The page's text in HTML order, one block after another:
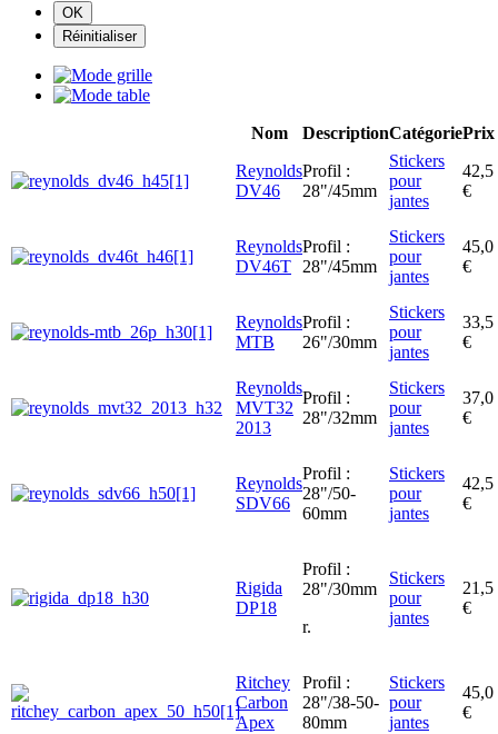
Nom DescriptionCatégoriePrix
Reynolds
DV46
Profil :
28"/45mm
Stickers
pour
jantes
42,5
€
Reynolds
DV46T
Profil :
28"/45mm
Stickers
pour
jantes
45,0
€
Reynolds
MTB
Profil :
26"/30mm
Stickers
pour
jantes
33,5
€
Reynolds
MVT32
2013
Profil :
28"/32mm
Stickers
pour
jantes
37,0
€
Reynolds
SDV66
Profil :
28"/50-
60mm
Stickers
pour
jantes
42,5
€
Rigida
DP18
Profil :
28"/30mm
r.
Stickers
pour
jantes
21,5
€
Ritchey
Carbon
Apex
Profil :
28"/38-50-
80mm
Stickers
pour
jantes
45,0
€